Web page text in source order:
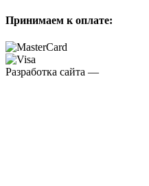
Принимаем к оплате:
Разработка сайта —